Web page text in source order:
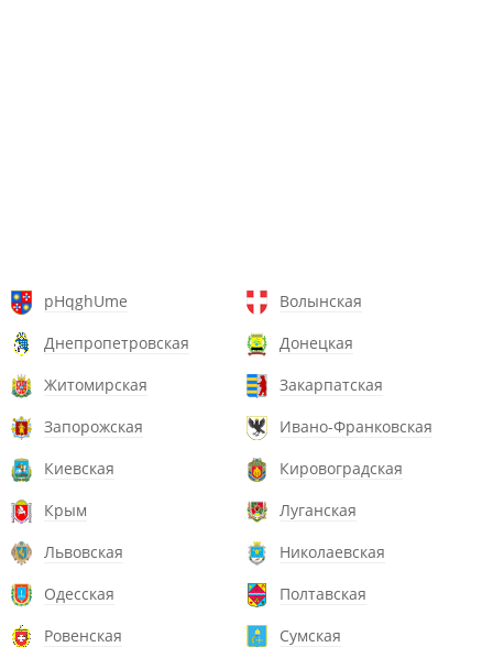
pHqghUme
Волынская
Днепропетровская
Донецкая
Житомирская
Закарпатская
Запорожская
Ивано-Франковская
Киевская
Кировоградская
Крым
Луганская
Львовская
Николаевская
Одесская
Полтавская
Ровенская
Сумская